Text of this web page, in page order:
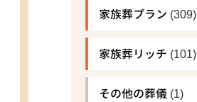
家族葬プラン (309)
家族葬リッチ (101)
その他の葬儀 (1)